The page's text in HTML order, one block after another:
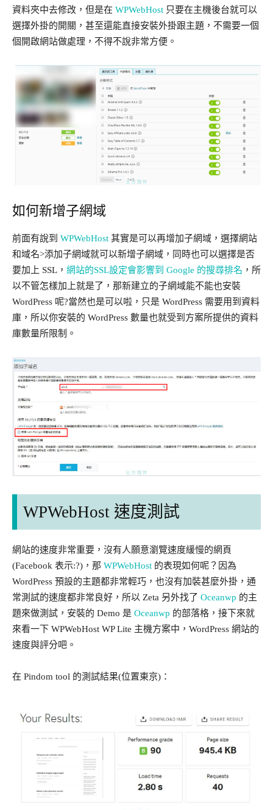
資料夾中去修改，但是在 WPWebHost 只要在主機後台就可以
選擇外掛的開關，甚至還能直接安裝外掛跟主題，不需要一個
個開啟網站做處理，不得不說非常方便。
如何新增子網域
前面有說到 WPWebHost 其實是可以再增加子網域，選擇網站
和域名>添加子網域就可以新增子網域，同時也可以選擇是否
要加上 SSL， 網站的SSL設定會影響到 Google 的搜尋排名 ，所
以不管怎樣加上就是了，那新建立的子網域能不能也安裝
WordPress 呢?當然也是可以啦，只是 WordPress 需要用到資料
庫，所以你安裝的 WordPress 數量也就受到方案所提供的資料
庫數量所限制。
WPWebHost 速度測試
網站的速度非常重要，沒有人願意瀏覽速度緩慢的網頁
(Facebook 表示:?)，那 WPWebHost 的表現如何呢？因為
WordPress 預設的主題都非常輕巧，也沒有加裝甚麼外掛，通
常測試的速度都非常良好，所以 Zeta 另外找了 Oceanwp 的主
題來做測試，安裝的 Demo 是 Oceanwp 的部落格，接下來就
來看一下 WPWebHost WP Lite 主機方案中，WordPress 網站的
速度與評分吧。
在 Pindom tool 的測試結果(位置東京)：